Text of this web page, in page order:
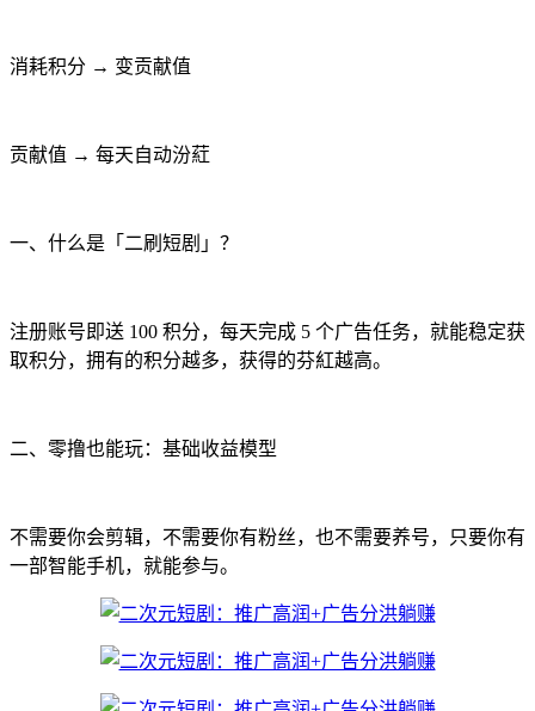
消耗积分 → 变贡献值
贡献值 → 每天自动汾葒
一、什么是「二刷短剧」？
注册账号即送 100 积分，每天完成 5 个广告任务，就能稳定获
取积分，拥有的积分越多，获得的芬紅越高。
二、零撸也能玩：基础收益模型
不需要你会剪辑，不需要你有粉丝，也不需要养号，只要你有
一部智能手机，就能参与。